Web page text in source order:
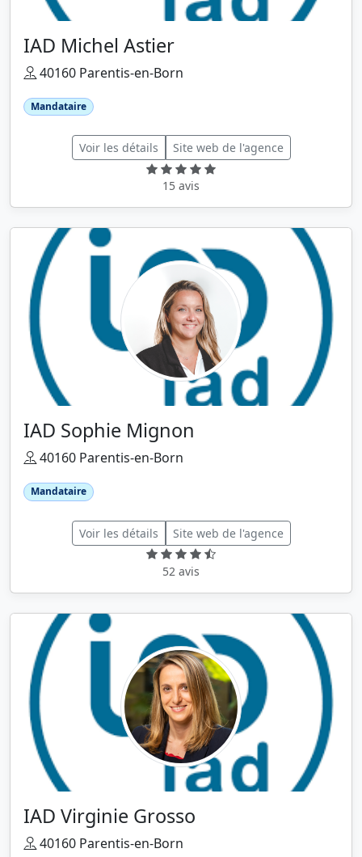
IAD Michel Astier
40160 Parentis-en-Born
Mandataire
Voir les détails Site web de l'agence
15 avis
IAD Sophie Mignon
40160 Parentis-en-Born
Mandataire
Voir les détails Site web de l'agence
52 avis
IAD Virginie Grosso
40160 Parentis-en-Born